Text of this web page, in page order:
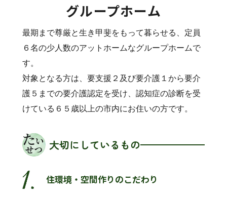
グループホーム
最期まで尊厳と生き甲斐をもって暮らせる、定員
６名の少人数のアットホームなグループホームで
す。
対象となる方は、要支援２及び要介護１から要介
護５までの要介護認定を受け、認知症の診断を受
けている６５歳以上の市内にお住いの方です。
大切にしているもの
住環境・空間作りのこだわり